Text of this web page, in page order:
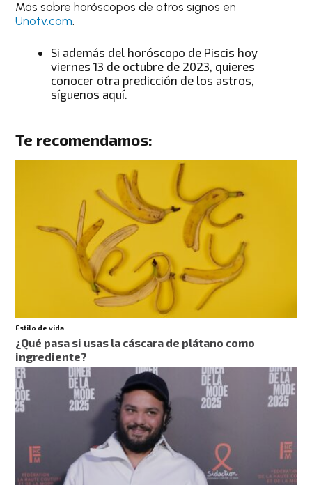
Más sobre horóscopos de otros signos en
Unotv.com.
Si además del horóscopo de Piscis hoy
viernes 13 de octubre de 2023, quieres
conocer otra predicción de los astros,
síguenos aquí.
Te recomendamos:
Estilo de vida
¿Qué pasa si usas la cáscara de plátano como
ingrediente?